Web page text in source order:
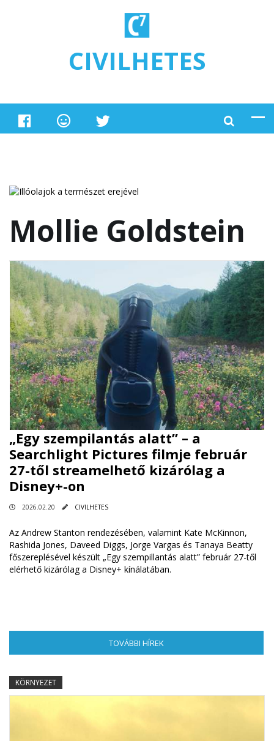
CIVILHETES
Mollie Goldstein
„Egy szempilantás alatt” – a
Searchlight Pictures filmje február
27-től streamelhető kizárólag a
Disney+-on
2026.02.20 CIVILHETES
Az Andrew Stanton rendezésében, valamint Kate McKinnon,
Rashida Jones, Daveed Diggs, Jorge Vargas és Tanaya Beatty
főszereplésével készült „Egy szempillantás alatt” február 27-től
elérhető kizárólag a Disney+ kínálatában.
TOVÁBBI HÍREK
KÖRNYEZET